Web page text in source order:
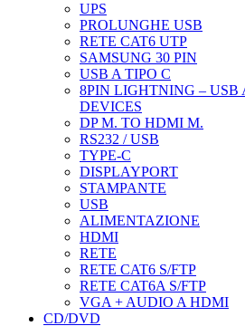
UPS
PROLUNGHE USB
RETE CAT6 UTP
SAMSUNG 30 PIN
USB A TIPO C
8PIN LIGHTNING – USB
DEVICES
DP M. TO HDMI M.
RS232 / USB
TYPE-C
DISPLAYPORT
STAMPANTE
USB
ALIMENTAZIONE
HDMI
RETE
RETE CAT6 S/FTP
RETE CAT6A S/FTP
VGA + AUDIO A HDMI
CD/DVD